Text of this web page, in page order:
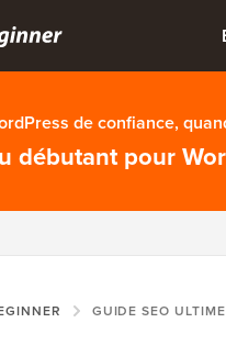
de confiance,
débutant pour
GUIDE SEO ULTIME POUR